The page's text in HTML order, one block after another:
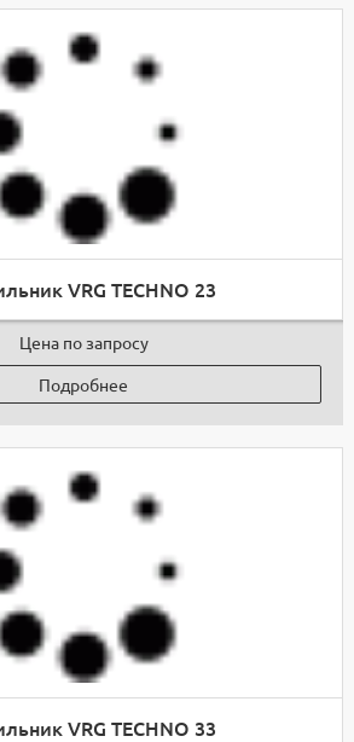
VRG TECHNO 23
Цена по запросу
Подробнее
VRG TECHNO 33